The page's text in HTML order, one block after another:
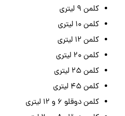
کلمن 9 لیتری
کلمن 10 لیتری
کلمن 12 لیتری
کلمن 20 لیتری
کلمن 25 لیتری
کلمن 45 لیتری
کلمن دوقلو 6 و 12 لیتری